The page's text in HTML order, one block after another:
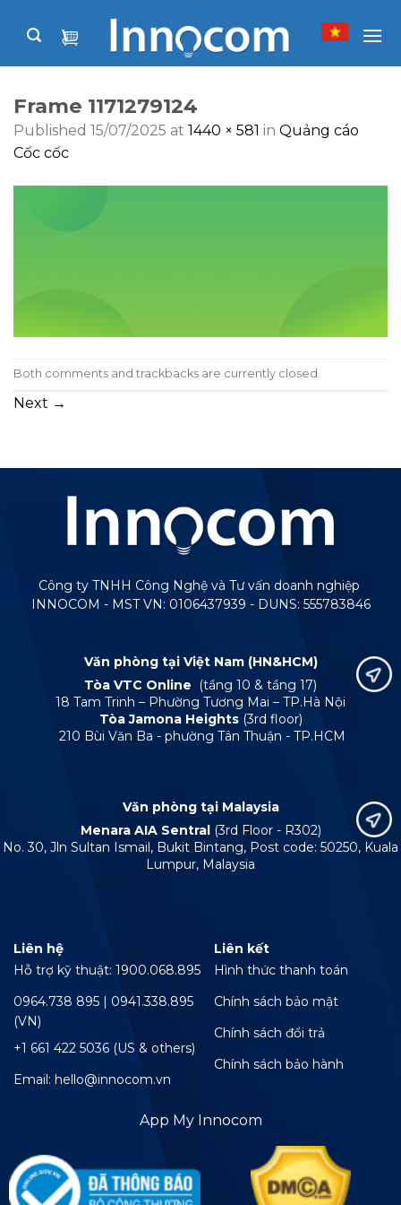
Frame 1171279124
Published 15/07/2025 at 1440 × 581 in Quảng cáo
Cốc cốc
Both comments and trackbacks are currently closed.
Next →
Công ty TNHH Công Nghệ và Tư vấn doanh nghiệp
INNOCOM - MST VN: 0106437939 - DUNS: 555783846
Văn phòng tại Việt Nam (HN&HCM)
Tòa VTC Online
(tầng 10 & tầng 17)
18 Tam Trinh – Phường Tương Mai – TP.Hà Nội
Tòa Jamona Heights (3rd floor)
210 Bùi Văn Ba - phường Tân Thuận - TP.HCM
Văn phòng tại Malaysia
Menara AIA Sentral (3rd Floor - R302)
No. 30, Jln Sultan Ismail, Bukit Bintang, Post code: 50250, Kuala
Lumpur, Malaysia
Liên hệ
Hỗ trợ kỹ thuật: 1900.068.895
0964.738 895 | 0941.338.895
(VN)
+1 661 422 5036 (US & others)
Email: hello@innocom.vn
Liên kết
Hình thức thanh toán
Chính sách bảo mật
Chính sách đổi trả
Chính sách bảo hành
App My Innocom